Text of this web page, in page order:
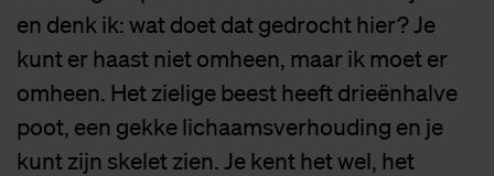
en denk ik: wat doet dat gedrocht hier? Je
kunt er haast niet omheen, maar ik moet er
omheen. Het zielige beest heeft drieënhalve
poot, een gekke lichaamsverhouding en je
kunt zijn skelet zien. Je kent het wel, het